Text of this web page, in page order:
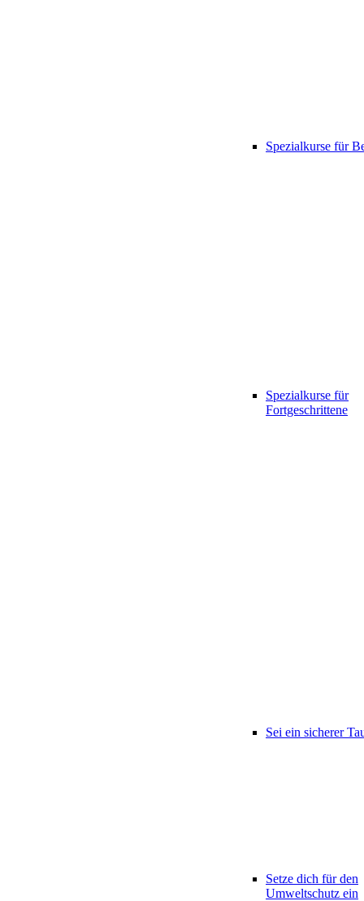
Spezialkurse für
Spezialkurse für
Fortgeschrittene
Sei ein sicherer
Setze dich für den
Umweltschutz ein